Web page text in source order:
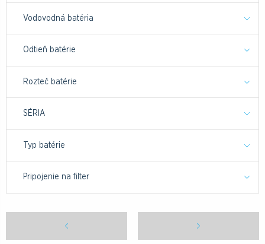
Vodovodná batéria
Odtieň batérie
Rozteč batérie
SÉRIA
Typ batérie
Pripojenie na filter